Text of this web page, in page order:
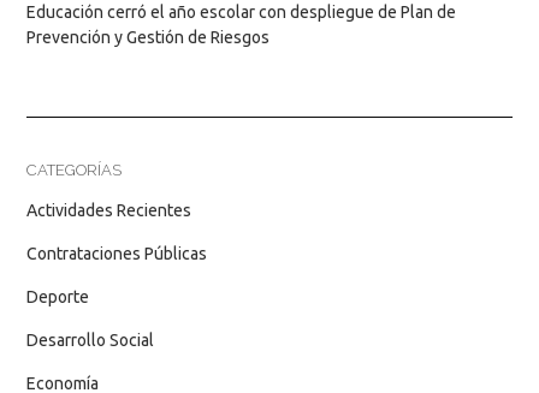
Educación cerró el año escolar con despliegue de Plan de
Prevención y Gestión de Riesgos
CATEGORÍAS
Actividades Recientes
Contrataciones Públicas
Deporte
Desarrollo Social
Economía